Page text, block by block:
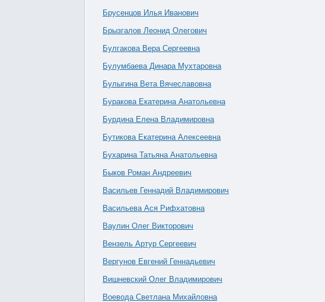
Брусенцов Илья Иванович
Брызгалов Леонид Олегович
Булгакова Вера Сергеевна
Булумбаева Динара Мухтаровна
Булыгина Вета Вячеславовна
Буракова Екатерина Анатольевна
Бурдина Елена Владимировна
Бутикова Екатерина Алексеевна
Бухарина Татьяна Анатольевна
Быков Роман Андреевич
Васильев Геннадий Владимирович
Васильева Ася Рифхатовна
Ваулин Олег Викторович
Вензель Артур Сергеевич
Вергунов Евгений Геннадьевич
Вишневский Олег Владимирович
Воевода Светлана Михайловна